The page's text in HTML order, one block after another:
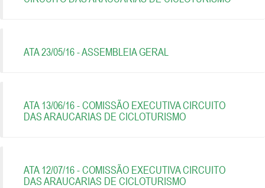
ATA 23/05/16 - ASSEMBLEIA GERAL
ATA 13/06/16 - COMISSÃO EXECUTIVA CIRCUITO
DAS ARAUCARIAS DE CICLOTURISMO
ATA 12/07/16 - COMISSÃO EXECUTIVA CIRCUITO
DAS ARAUCARIAS DE CICLOTURISMO